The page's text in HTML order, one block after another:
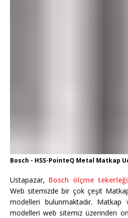
Bosch - HSS-PointeQ Metal Matkap
Ustapazar, Bosch ölçme tekerleği
Web sitemizde bir çok çeşit Matkap
modelleri bulunmaktadır. Matkap
modelleri web sitemiz üzerinden